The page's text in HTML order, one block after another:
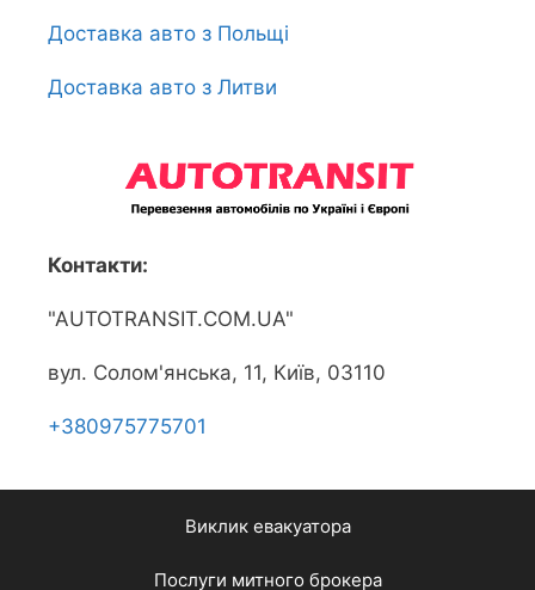
Доставка авто з Польщі
Доставка авто з Литви
Контакти:
"AUTOTRANSIT.COM.UA"
вул. Солом'янська, 11, Київ, 03110
+380975775701
Виклик евакуатора
Послуги митного брокера